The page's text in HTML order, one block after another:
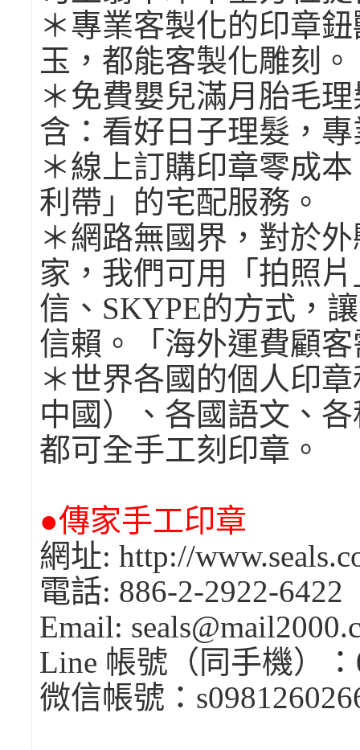
＊專業客製化的印章
玉，都能客製化雕刻。
＊免費嬰兒滿月胎毛
含：看好日子理髮，
＊線上訂購印章零成
利帶」的宅配服務。
＊網路無國界，對於
家，我們可用「拍照
信、SKYPE的方式，
信賴。「海外運費顧
＊世界各國的個人印
中國）、各國語文、
都可全手工刻印章。
●傳家手工印章
網址: http://
電話: 886-2-2922-6422
Email:
Line 帳號（同手機
微信帳號：